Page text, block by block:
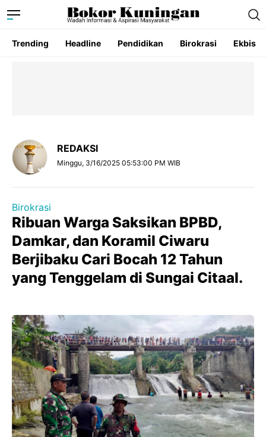
Trending Headline Pendidikan Birokrasi Ekbis
REDAKSI
Minggu, 3/16/2025 05:53:00 PM WIB
Birokrasi
Ribuan Warga Saksikan BPBD,
Damkar, dan Koramil Ciwaru
Berjibaku Cari Bocah 12 Tahun
yang Tenggelam di Sungai Citaal.